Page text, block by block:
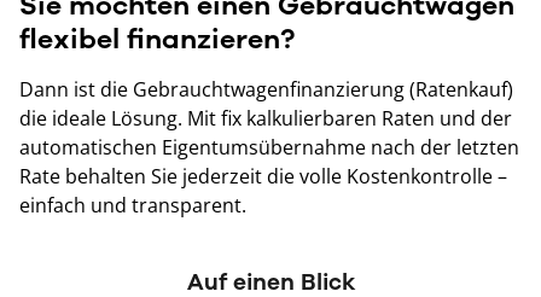
flexibel finanzieren?
Dann ist die Gebrauchtwagenfinanzierung (Ratenkauf)
die ideale Lösung. Mit fix kalkulierbaren Raten und der
automatischen Eigentumsübernahme nach der letzten
Rate behalten Sie jederzeit die volle Kostenkontrolle –
einfach und transparent.
Auf einen Blick